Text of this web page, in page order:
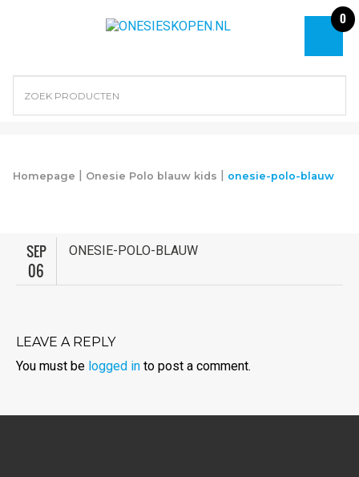
0
Homepage | Onesie Polo blauw kids | onesie-polo-blauw
SEP
06
ONESIE-POLO-BLAUW
LEAVE A REPLY
You must be logged in to post a comment.